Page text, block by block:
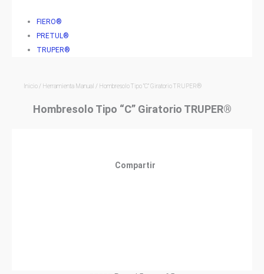
FIERO®
PRETUL®
TRUPER®
Inicio / Herramienta Manual / Hombresolo Tipo “C” Giratorio TRUPER®
Hombresolo Tipo “C” Giratorio TRUPER®
Compartir